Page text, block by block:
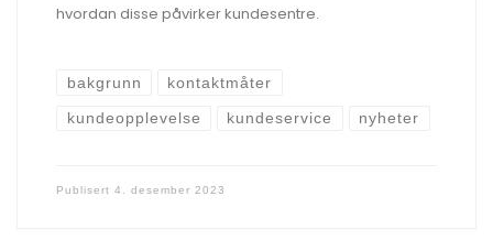
hvordan disse påvirker kundesentre.
bakgrunn kontaktmåter
kundeopplevelse kundeservice nyheter
Publisert 4. desember 2023